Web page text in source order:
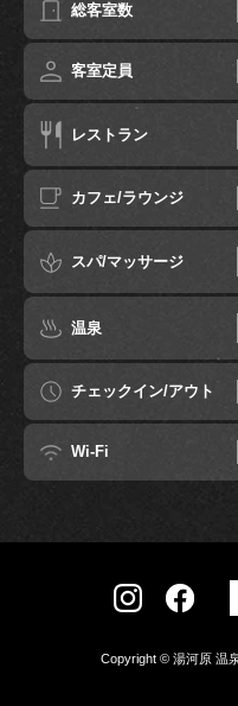
総客室数
客室定員
レストラン
カフェ/ラウンジ
スパ/マッサージ
温泉
チェックイン/アウト
Wi-Fi
Copyright © 湯河原 温